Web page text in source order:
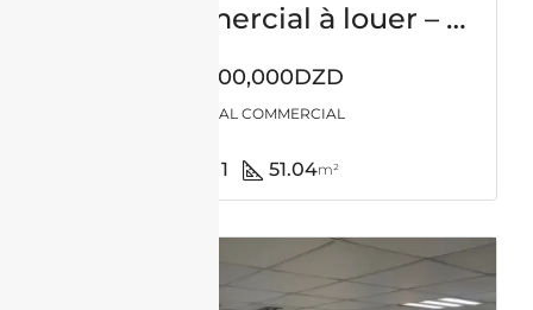
Local commercial à louer – Fernand Ville – Oran
1,000,000DZD
LOCAL COMMERCIAL
1 51.04m²